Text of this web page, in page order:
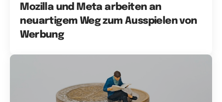
Mozilla und Meta arbeiten an
neuartigem Weg zum Ausspielen von
Werbung